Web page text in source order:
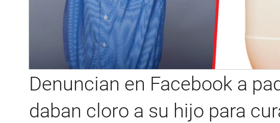
Denuncian en Facebook a
daban cloro a su hijo para